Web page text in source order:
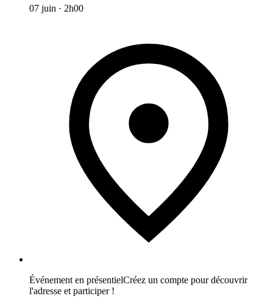
07 juin · 2h00
Événement en présentielCréez un compte pour découvrir
l'adresse et participer !